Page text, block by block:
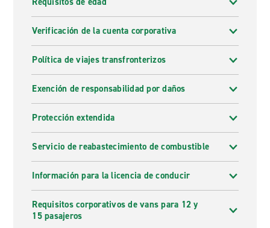
Verificación de la cuenta corporativa
Política de viajes transfronterizos
Exención de responsabilidad por daños
Protección extendida
Servicio de reabastecimiento de combustible
Información para la licencia de conducir
Requisitos corporativos de vans para 12 y
15 pasajeros